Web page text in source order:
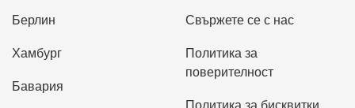
Берлин
Хамбург
Бавария
Свържете се с нас
Политика за
поверителност